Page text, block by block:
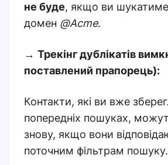
не буде, якщо ви
домен @Acme.
→ Трекінг дублікатів
поставлений прапорець):
Контакти, які ви вже
попередніх пошуках,
знову, якщо вони
поточним фільтрам пошуку.